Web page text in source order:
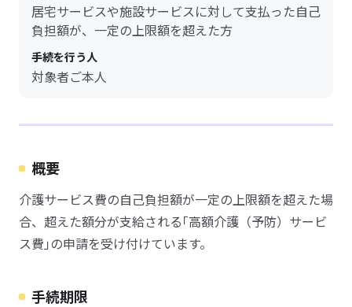
居宅サービスや施設サービスに対して支払った自己
負担額が、一定の上限額を超えた方
手続を行う人
対象者ご本人
概要
介護サービス費の自己負担額が一定の上限額を超えた場
合、超えた額分が支給される｢高額介護（予防）サービ
ス費｣の申請を受け付けています。
手続期限